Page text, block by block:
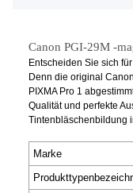
Canon PGI-29M -
Entscheiden Sie sich
Denn die original
PIXMA Pro 1
Qualität und perfekte
Tintenbläschenbildung
Marke